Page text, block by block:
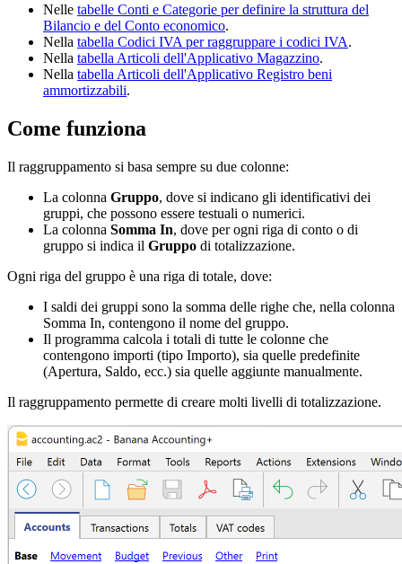
Nelle tabelle Conti e Categorie per definire la struttura del
Bilancio e del Conto economico.
Nella tabella Codici IVA per raggruppare i codici IVA.
Nella tabella Articoli dell'Applicativo Magazzino.
Nella tabella Articoli dell'Applicativo Registro beni
ammortizzabili.
Come funziona
Il raggruppamento si basa sempre su due colonne:
La colonna Gruppo, dove si indicano gli identificativi dei
gruppi, che possono essere testuali o numerici.
La colonna Somma In, dove per ogni riga di conto o di
gruppo si indica il Gruppo di totalizzazione.
Ogni riga del gruppo è una riga di totale, dove:
I saldi dei gruppi sono la somma delle righe che, nella colonna
Somma In, contengono il nome del gruppo.
Il programma calcola i totali di tutte le colonne che
contengono importi (tipo Importo), sia quelle predefinite
(Apertura, Saldo, ecc.) sia quelle aggiunte manualmente.
Il raggruppamento permette di creare molti livelli di totalizzazione.